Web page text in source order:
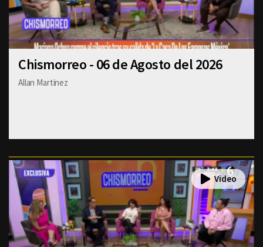
Chismorreo - 06 de Agosto del 2026
Allan Martinez